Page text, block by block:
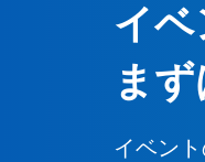
イ
ま
イベン